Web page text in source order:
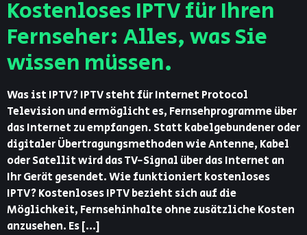
Kostenloses IPTV für Ihren
Fernseher: Alles, was Sie
wissen müssen.
Was ist IPTV? IPTV steht für Internet Protocol
Television und ermöglicht es, Fernsehprogramme über
das Internet zu empfangen. Statt kabelgebundener oder
digitaler Übertragungsmethoden wie Antenne, Kabel
oder Satellit wird das TV-Signal über das Internet an
Ihr Gerät gesendet. Wie funktioniert kostenloses
IPTV? Kostenloses IPTV bezieht sich auf die
Möglichkeit, Fernsehinhalte ohne zusätzliche Kosten
anzusehen. Es […]